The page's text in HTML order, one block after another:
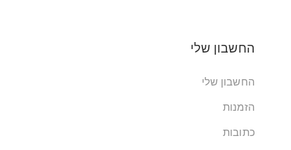
החשבון שלי
החשבון שלי
הזמנות
כתובות